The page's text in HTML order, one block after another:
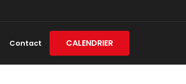
Contact CALENDRIER